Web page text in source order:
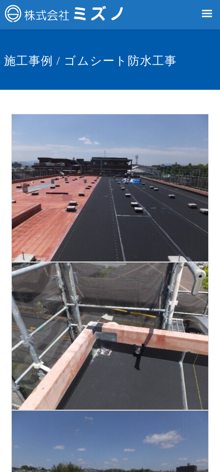
施工事例 / ゴムシート防水工事